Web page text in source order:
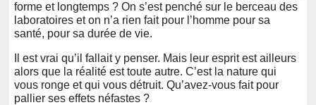
forme et longtemps ? On s’est penché sur le berceau des
laboratoires et on n’a rien fait pour l’homme pour sa
santé, pour sa durée de vie.
Il est vrai qu’il fallait y penser. Mais leur esprit est ailleurs
alors que la réalité est toute autre. C’est la nature qui
vous ronge et qui vous détruit. Qu’avez-vous fait pour
pallier ses effets néfastes ?